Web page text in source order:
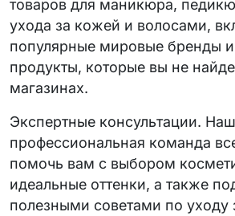
товаров для маникюра,
ухода за кожей и волосами,
популярные мировые бренды
продукты, которые вы не
магазинах.
Экспертные консультации.
профессиональная команда
помочь вам с выбором
идеальные оттенки, а также
полезными советами по уходу